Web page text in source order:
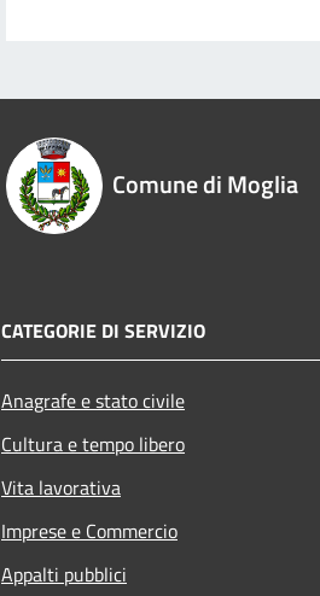
Comune di Moglia
CATEGORIE DI SERVIZIO
Anagrafe e stato civile
Cultura e tempo libero
Vita lavorativa
Imprese e Commercio
Appalti pubblici